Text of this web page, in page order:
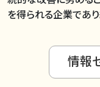
を得られる企業であり
情報